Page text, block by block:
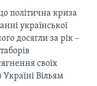
політична криза
української
досягли за рік –
своїх
Вільям